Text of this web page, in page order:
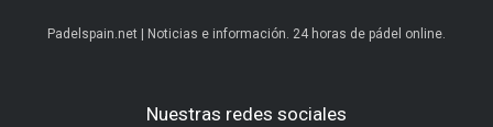
Padelspain.net | Noticias e información. 24 horas de pádel online.
Nuestras redes sociales